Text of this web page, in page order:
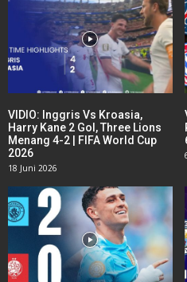
VIDIO: Inggris Vs Kroasia,
Harry Kane 2 Gol, Three Lions
Menang 4-2 | FIFA World Cup
2026
18 Juni 2026